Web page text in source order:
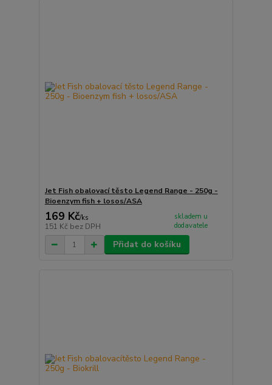
Jet Fish obalovací těsto Legend Range - 250g -
Bioenzym fish + losos/ASA
169 Kč/ks
151 Kč bez DPH
skladem u
dodavatele
Přidat do košíku